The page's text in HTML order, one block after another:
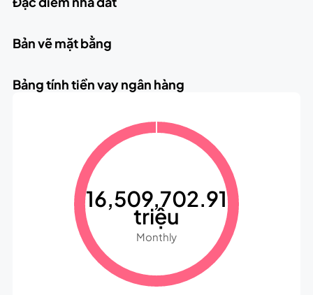
Bản vẽ mặt bằng
Bảng tính tiền vay ngân hàng
16,509,702.91
triệu
Monthly